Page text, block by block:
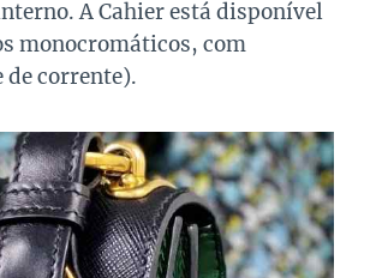
A Cahier está disponível
monocromáticos, com
de corrente).